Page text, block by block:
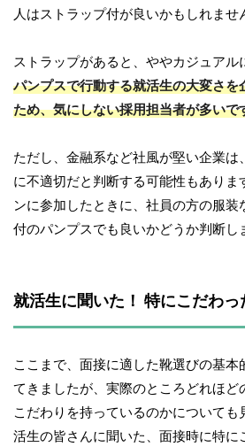
人はストラップ付が良いかもしれませ
ストラップがあると、ややカジュアル
パンプスで行動する就活生の大変さを
ため、気にしない採用担当者が多いで
ただし、金融系など社風が堅い企業は
に不適切だと判断する可能性もありま
ンに参加したときに、社員の方の服
付のパンプスでも良いかどうか判断し
就活生に聞いた！ 特にこだわっ
ここまで、面接に適した靴選びの基本
てきましたが、実際のところどれほど
こだわりを持っているのかについて
活生の皆さんに聞いた、面接時に特に